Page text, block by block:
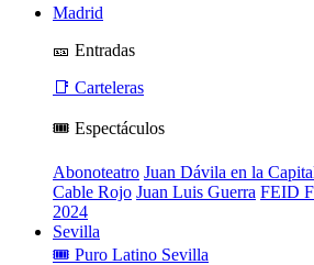
Madrid
🎫 Entradas
📑 Carteleras
🎟️ Espectáculos
Abonoteatro Juan Dávila en la
Cable Rojo Juan Luis Guerra FEID
2024
Sevilla
🎟️ Puro Latino Sevilla